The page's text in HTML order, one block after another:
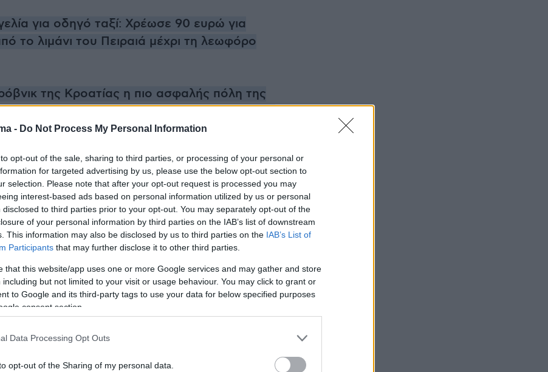
- Do Not Process My Personal Information
opt-out of the sale, sharing to third parties, or processing of your personal or
for targeted advertising by us, please use the below opt-out section to
selection. Please note that after your opt-out request is processed you may
interest-based ads based on personal information utilized by us or personal
disclosed to third parties prior to your opt-out. You may separately opt-out of the
of your personal information by third parties on the IAB’s list of downstream
This information may also be disclosed by us to third parties on the IAB’s List of
Participants that may further disclose it to other third parties.
that this website/app uses one or more Google services and may gather and store
including but not limited to your visit or usage behaviour. You may click to grant or
to Google and its third-party tags to use your data for below specified purposes
consent section.
Data Processing Opt Outs
opt-out of the Sharing of my personal data.
για οδηγό ταξί: Χρέωσε 90 ευρώ για
το λιμάνι του Πειραιά μέχρι τη λεωφόρο
της Κροατίας η πιο ασφαλής πόλη της
τη λίστα με τα 10 μέρη με τη χαμηλότερη
τοprotothema.gr στο Google Newsκαι μάθετε πρώτοι